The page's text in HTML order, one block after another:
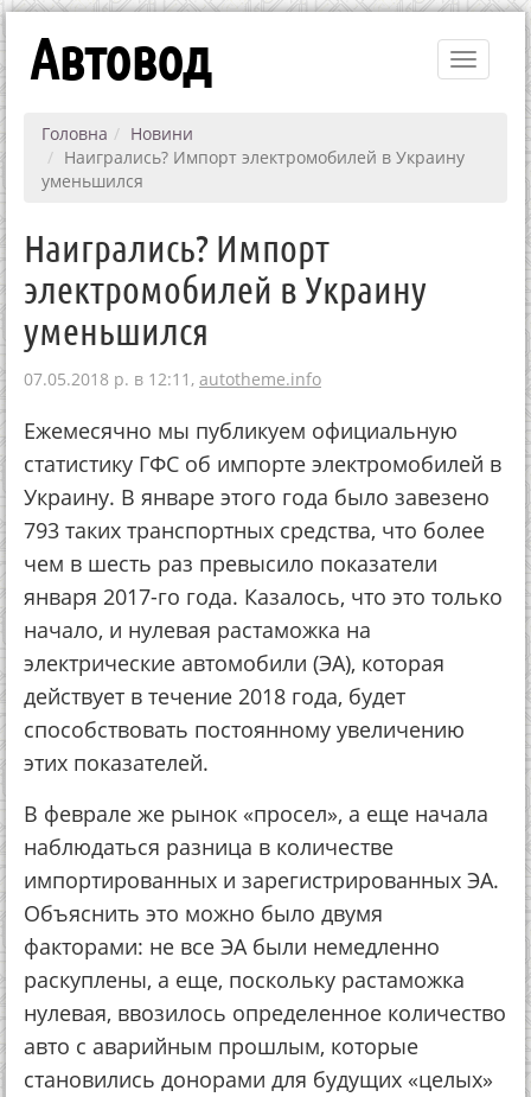
Toggle
Автовод
Головна
Новини
Наигрались? Импорт электромобилей в Украину
уменьшился
Наигрались? Импорт
электромобилей в Украину
уменьшился
07.05.2018 р. в 12:11, autotheme.info
Ежемесячно мы публикуем официальную
статистику ГФС об импорте электромобилей в
Украину. В январе этого года было завезено
793 таких транспортных средства, что более
чем в шесть раз превысило показатели
января 2017-го года. Казалось, что это только
начало, и нулевая растаможка на
электрические автомобили (ЭА), которая
действует в течение 2018 года, будет
способствовать постоянному увеличению
этих показателей.
В феврале же рынок «просел», а еще начала
наблюдаться разница в количестве
импортированных и зарегистрированных ЭА.
Объяснить это можно было двумя
факторами: не все ЭА были немедленно
раскуплены, а еще, поскольку растаможка
нулевая, ввозилось определенное количество
авто с аварийным прошлым, которые
становились донорами для будущих «целых»